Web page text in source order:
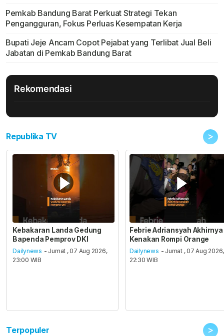
Pemkab Bandung Barat Perkuat Strategi Tekan
Pengangguran, Fokus Perluas Kesempatan Kerja
Bupati Jeje Ancam Copot Pejabat yang Terlibat Jual Beli
Jabatan di Pemkab Bandung Barat
Rekomendasi
Republika TV >
Kebakaran Landa Gedung
Bapenda Pemprov DKI
Dailynews - Jumat , 07 Aug 2026,
23:00 WIB
Febrie Adriansyah Akhirnya
Kenakan Rompi Orange
Dailynews - Jumat , 07 Aug 2026,
22:30 WIB
Terpopuler >